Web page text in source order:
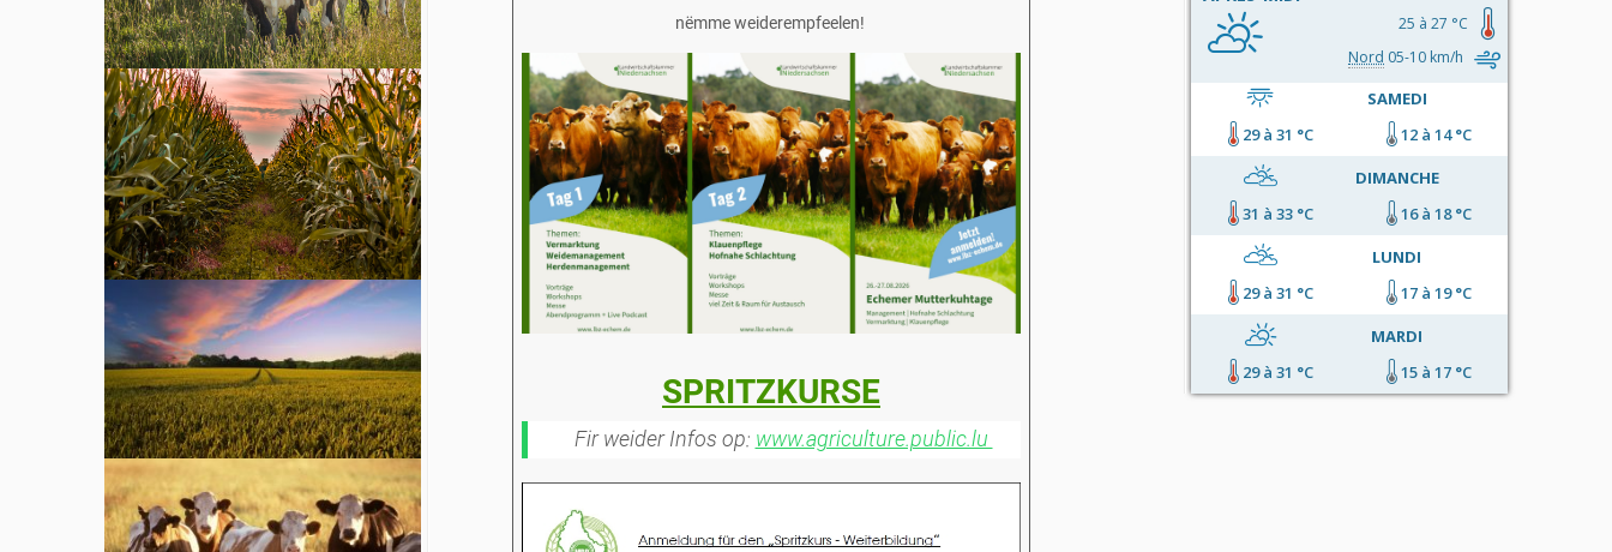
nëmme weiderempfeelen!
SPRITZKURSE
Fir weider Infos op: www.agriculture.public.lu
25 à 27 °C
Nord 05-10 km/h
SAMEDI
29 à 31 °C
12 à 14 °C
DIMANCHE
31 à 33 °C
16 à 18 °C
LUNDI
29 à 31 °C
17 à 19 °C
MARDI
29 à 31 °C
15 à 17 °C